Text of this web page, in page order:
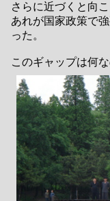
さらに近づくと向
あれが国家政策で
った。
このギャップは何な